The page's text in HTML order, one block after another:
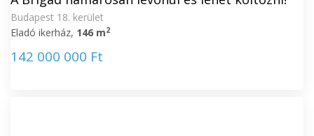
Budapest 18. kerület
Eladó ikerház, 146 m2
142 000 000 Ft